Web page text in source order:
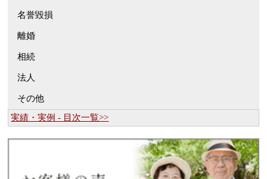
名誉毀損
離婚
相続
法人
その他
実績・実例 - 目次一覧>>